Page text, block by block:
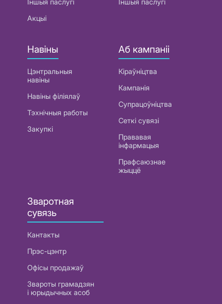
Акцыі
Навіны
Цэнтральныя
навіны
Навіны філіялаў
Тэхнічныя работы
Закупкі
Аб кампаніі
Кіраўніцтва
Кампанія
Супрацоўніцтва
Сеткі сувязі
Прававая
інфармацыя
Прафсаюзнае
жыццё
Зваротная
сувязь
Кантакты
Прэс-цэнтр
Офісы продажаў
Звароты грамадзян
і юрыдычных асоб